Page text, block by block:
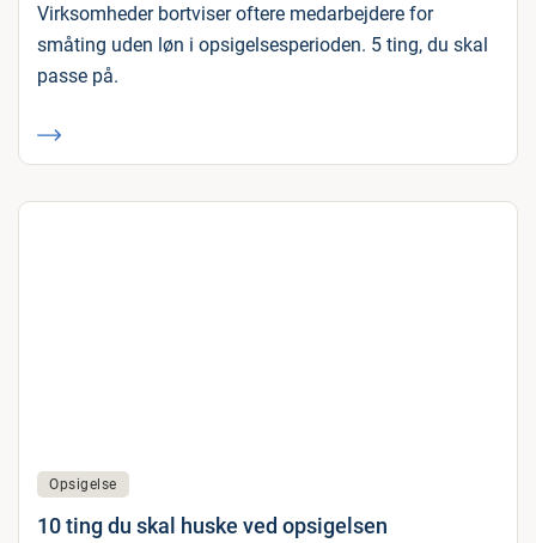
Virksomheder bortviser oftere medarbejdere for
småting uden løn i opsigelsesperioden. 5 ting, du skal
passe på.
Opsigelse
10 ting du skal huske ved opsigelsen